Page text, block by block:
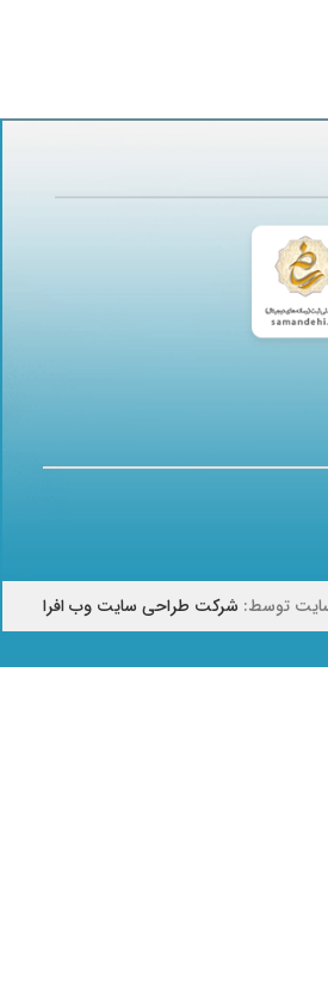
توسط: شرکت طراحی سایت وب افرا